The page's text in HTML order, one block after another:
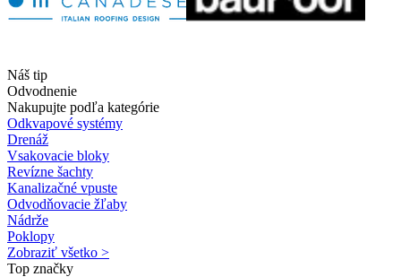
Náš tip
Odvodnenie
Nakupujte podľa kategórie
Odkvapové systémy
Drenáž
Vsakovacie bloky
Revízne šachty
Kanalizačné vpuste
Odvodňovacie žľaby
Nádrže
Poklopy
Zobraziť všetko >
Top značky